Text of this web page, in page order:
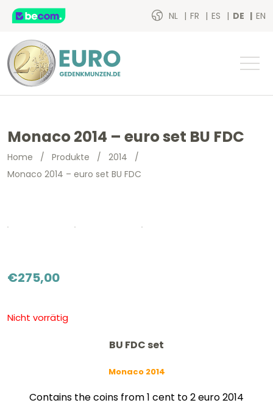
NL FR ES DE EN
Monaco 2014 – euro set BU FDC
Home / Produkte / 2014 /
Monaco 2014 – euro set BU FDC
€275,00
Nicht vorrätig
BU FDC set
Monaco 2014
Contains the coins from 1 cent to 2 euro 2014